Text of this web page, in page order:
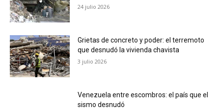
24 julio 2026
Grietas de concreto y poder: el terremoto
que desnudó la vivienda chavista
3 julio 2026
Venezuela entre escombros: el país que el
sismo desnudó